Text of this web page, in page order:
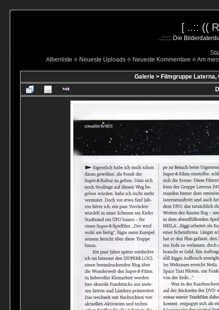
[ ..:: ((
..::::::: Die
Albenliste
Neueste Uploads Neueste Kommentare Am
Galerie > Filmgruppe Laterna,